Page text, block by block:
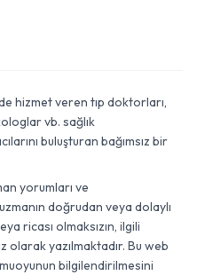
hizmet veren tıp doktorları,
vb. sağlık
buluşturan bağımsız bir
yorumları ve
doğrudan veya dolaylı
ricası olmaksızın, ilgili
olarak yazılmaktadır. Bu web
bilgilendirilmesini